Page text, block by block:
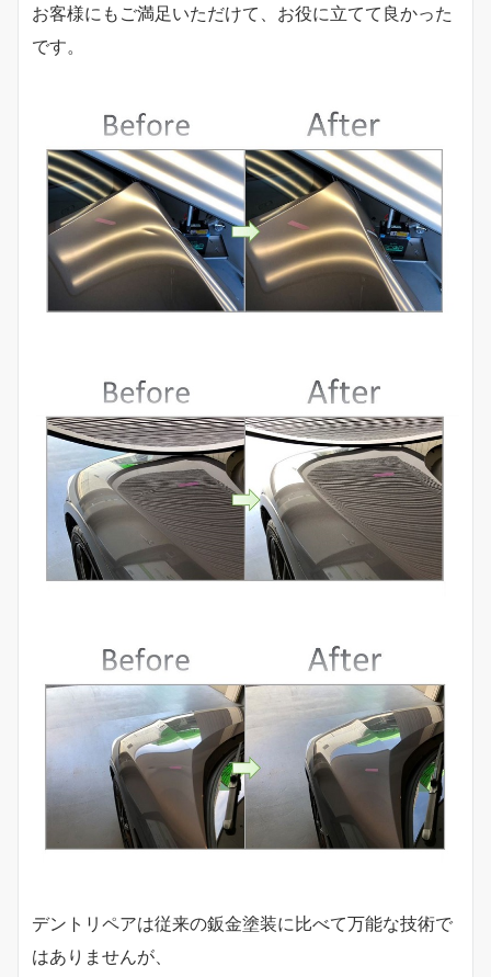
お客様にもご満足いただけて、お役に立てて良かった
です。
デントリペアは従来の鈑金塗装に比べて万能な技術で
はありませんが、